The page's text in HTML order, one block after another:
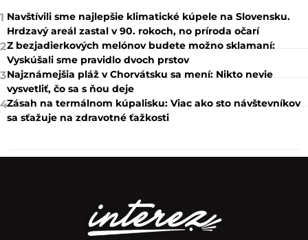
1 Navštívili sme najlepšie klimatické kúpele na Slovensku.
Hrdzavý areál zastal v 90. rokoch, no príroda očarí
2Z bezjadierkových melónov budete možno sklamaní:
Vyskúšali sme pravidlo dvoch prstov
3Najznámejšia pláž v Chorvátsku sa mení: Nikto nevie
vysvetliť, čo sa s ňou deje
4Zásah na termálnom kúpalisku: Viac ako sto návštevníkov
sa sťažuje na zdravotné ťažkosti